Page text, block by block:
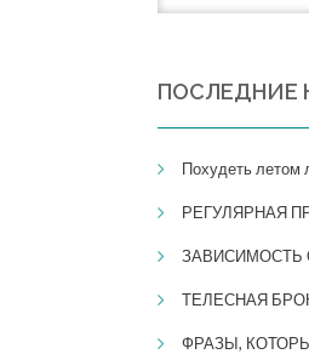
ПОСЛЕДНИЕ
Похудеть летом
РЕГУЛЯРНАЯ
ТЕЛЕСНАЯ
ФРАЗЫ,